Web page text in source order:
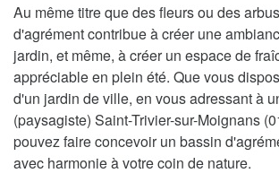
Au même titre que des fleurs ou des
d'agrément contribue à créer une
jardin, et même, à créer un espace de
appréciable en plein été. Que vous
d'un jardin de ville, en vous adressant à
(paysagiste) Saint-Trivier-sur-Moignans
pouvez faire concevoir un bassin
avec harmonie à votre coin de nature.